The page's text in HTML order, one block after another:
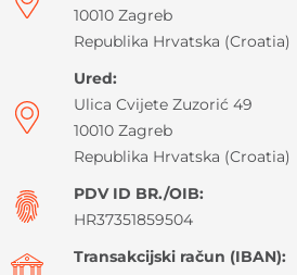
10010 Zagreb
Republika Hrvatska (Croatia)
Ured:
Ulica Cvijete Zuzorić 49
10010 Zagreb
Republika Hrvatska (Croatia)
PDV ID BR./OIB:
HR37351859504
Transakcijski račun (IBAN):